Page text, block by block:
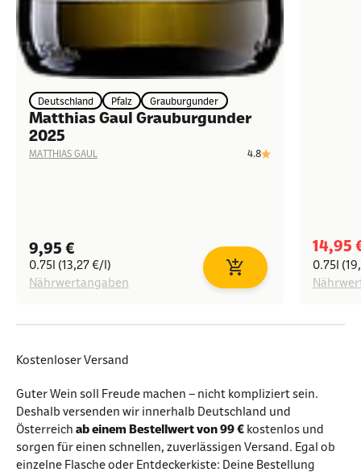
Deutschland Pfalz Grauburgunder
Matthias Gaul Grauburgunder
2025
MATTHIAS GAUL 4.8
Angebot
9,95 €
0.75l (13,27 €/l)
Nährwertangaben
In den Warenkorb
14,95
0.75l
Kostenloser Versand
Guter Wein soll Freude machen – nicht kompliziert sein.
Deshalb versenden wir innerhalb Deutschland und
Österreich ab einem Bestellwert von 99 € kostenlos und
sorgen für einen schnellen, zuverlässigen Versand. Egal ob
einzelne Flasche oder Entdeckerkiste: Deine Bestellung